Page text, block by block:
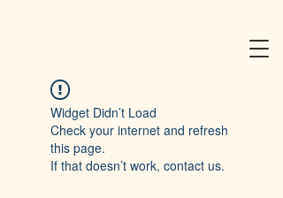
Widget Didn’t Load
Check your internet and refresh
this page.
If that doesn’t work, contact us.